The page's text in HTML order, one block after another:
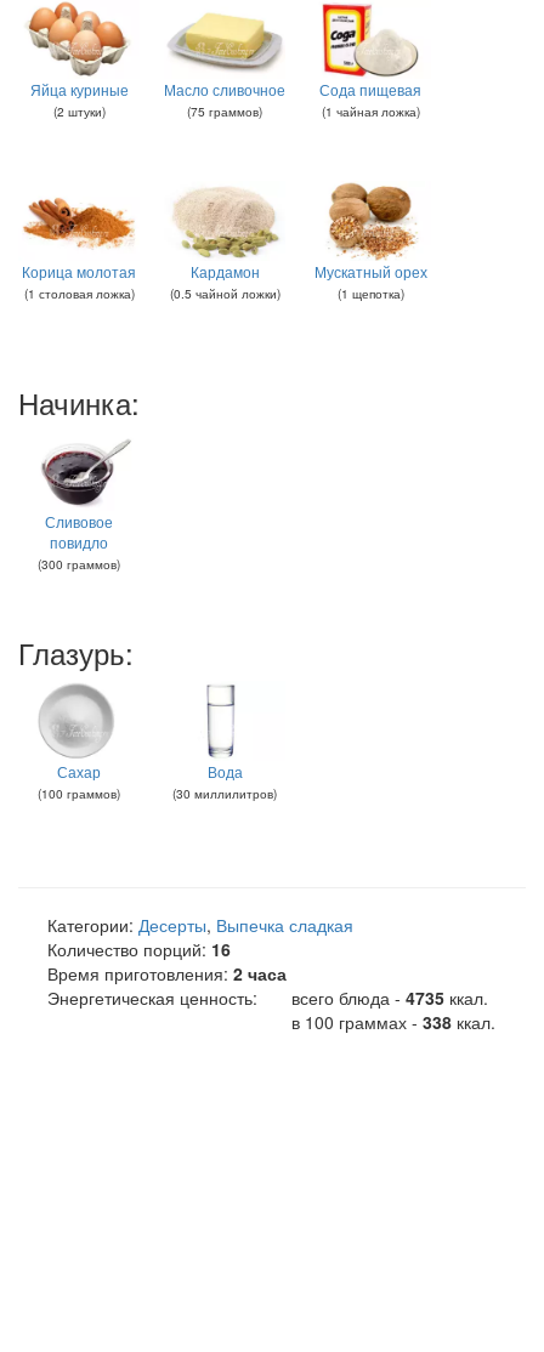
Яйца куриные
(2 штуки)
Масло сливочное
(75 граммов)
Сода пищевая
(1 чайная ложка)
Корица молотая
(1 столовая ложка)
Кардамон
(0.5 чайной ложки)
Мускатный орех
(1 щепотка)
Начинка:
Сливовое
повидло
(300 граммов)
Глазурь:
Сахар
(100 граммов)
Вода
(30 миллилитров)
Категории: Десерты, Выпечка сладкая
Количество порций: 16
Время приготовления: 2 часа
Энергетическая ценность:
всего блюда - 4735 ккал.
в 100 граммах - 338 ккал.